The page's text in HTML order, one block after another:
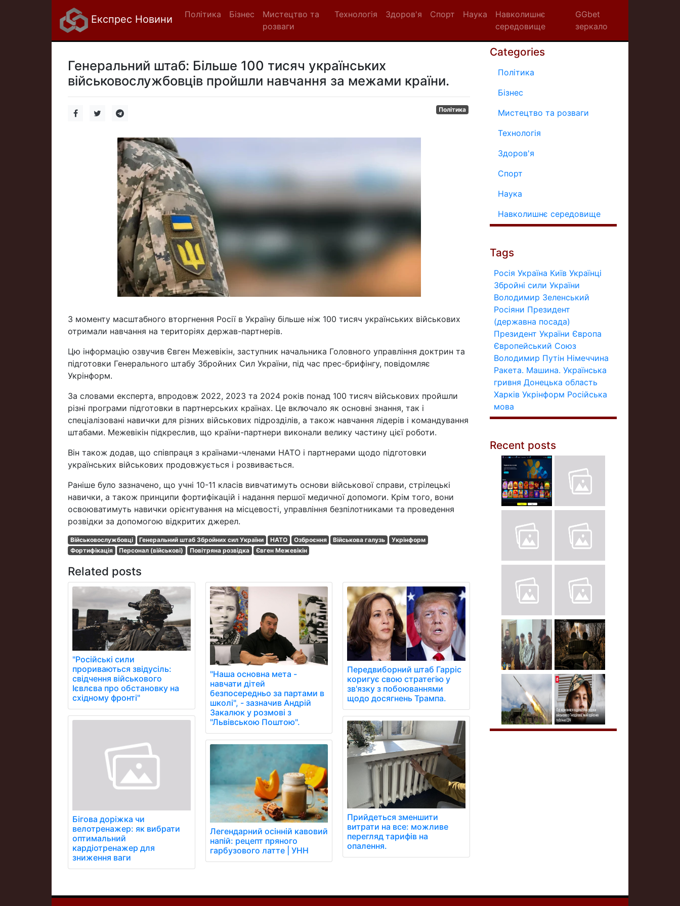
Експрес Новини Політика Бізнес
Мистецтво та
розваги
Технологія Здоров'я Спорт Наука
Навколишнє
середовище
GGbet
зеркало
Генеральний штаб: Більше 100 тисяч українських
військовослужбовців пройшли навчання за межами країни.
Політика
З моменту масштабного вторгнення Росії в Україну більше ніж 100 тисяч українських військових
отримали навчання на територіях держав-партнерів.
Цю інформацію озвучив Євген Межевікін, заступник начальника Головного управління доктрин та
підготовки Генерального штабу Збройних Сил України, під час прес-брифінгу, повідомляє
Укрінформ.
За словами експерта, впродовж 2022, 2023 та 2024 років понад 100 тисяч військових пройшли
різні програми підготовки в партнерських країнах. Це включало як основні знання, так і
спеціалізовані навички для різних військових підрозділів, а також навчання лідерів і командування
штабами. Межевікін підкреслив, що країни-партнери виконали велику частину цієї роботи.
Він також додав, що співпраця з країнами-членами НАТО і партнерами щодо підготовки
українських військових продовжується і розвивається.
Раніше було зазначено, що учні 10-11 класів вивчатимуть основи військової справи, стрілецькі
навички, а також принципи фортифікацій і надання першої медичної допомоги. Крім того, вони
освоюватимуть навички орієнтування на місцевості, управління безпілотниками та проведення
розвідки за допомогою відкритих джерел.
Військовослужбовці Генеральний штаб Збройних сил України НАТО Озброєння Військова галузь
Укрінформ
Фортифікація
Персонал (військові) Повітряна розвідка Євген Межевікін
Related posts
"Російські сили
прориваються звідусіль:
свідчення військового
Ієвлєва про обстановку на
східному фронті"
Бігова доріжка чи
велотренажер: як вибрати
оптимальний
кардіотренажер для
зниження ваги
"Наша основна мета -
навчати дітей
безпосередньо за партами в
школі", - зазначив Андрій
Закалюк у розмові з
"Львівською Поштою".
Легендарний осінній кавовий
напій: рецепт пряного
гарбузового латте | УНН
Передвиборний штаб Гарріс
коригує свою стратегію у
зв'язку з побоюваннями
щодо досягнень Трампа.
Прийдеться зменшити
витрати на все: можливе
перегляд тарифів на
опалення.
Categories
Політика
Бізнес
Мистецтво та розваги
Технологія
Здоров'я
Спорт
Наука
Навколишнє середовище
Tags
Росія Україна Київ Українці
Збройні сили України
Володимир Зеленський
Росіяни Президент
(державна посада)
Президент України Європа
Європейський Союз
Володимир Путін Німеччина
Ракета. Машина. Українська
гривня Донецька область
Харків Укрінформ Російська
мова
Recent posts